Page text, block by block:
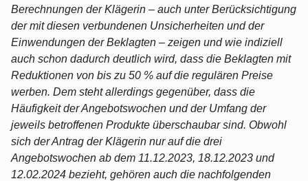
Berechnungen der Klägerin – auch unter Berücksichtigung
der mit diesen verbundenen Unsicherheiten und der
Einwendungen der Beklagten – zeigen und wie indiziell
auch schon dadurch deutlich wird, dass die Beklagten mit
Reduktionen von bis zu 50 % auf die regulären Preise
werben. Dem steht allerdings gegenüber, dass die
Häufigkeit der Angebotswochen und der Umfang der
jeweils betroffenen Produkte überschaubar sind. Obwohl
sich der Antrag der Klägerin nur auf die drei
Angebotswochen ab dem 11.12.2023, 18.12.2023 und
12.02.2024 bezieht, gehören auch die nachfolgenden